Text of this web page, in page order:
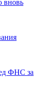
вновь
ФНС за